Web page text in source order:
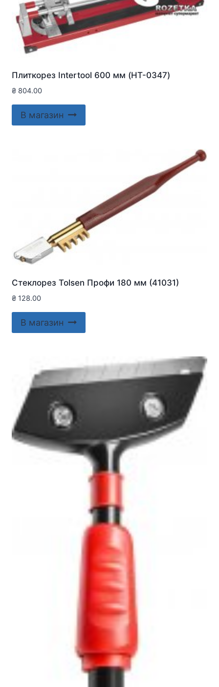
Плиткорез Intertool 600 мм (HT-0347)
₴ 804.00
В магазин
Стеклорез Tolsen Профи 180 мм (41031)
₴ 128.00
В магазин